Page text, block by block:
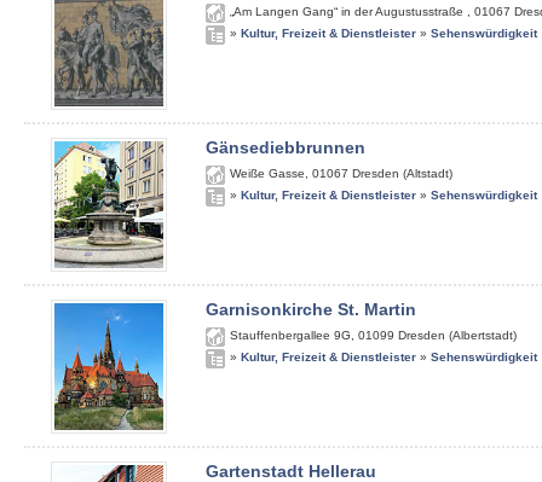
„Am Langen Gang“ in der Augustusstraße 01067
» Kultur, Freizeit & Dienstleister » Sehenswürdigkeit
Gänsediebbrunnen
Weiße Gasse 01067 Dresden (Altstadt)
» Kultur, Freizeit & Dienstleister » Sehenswürdigkeit
Garnisonkirche St. Martin
Stauffenbergallee 9G 01099 Dresden (Albertstadt)
» Kultur, Freizeit & Dienstleister » Sehenswürdigkeit
Gartenstadt Hellerau